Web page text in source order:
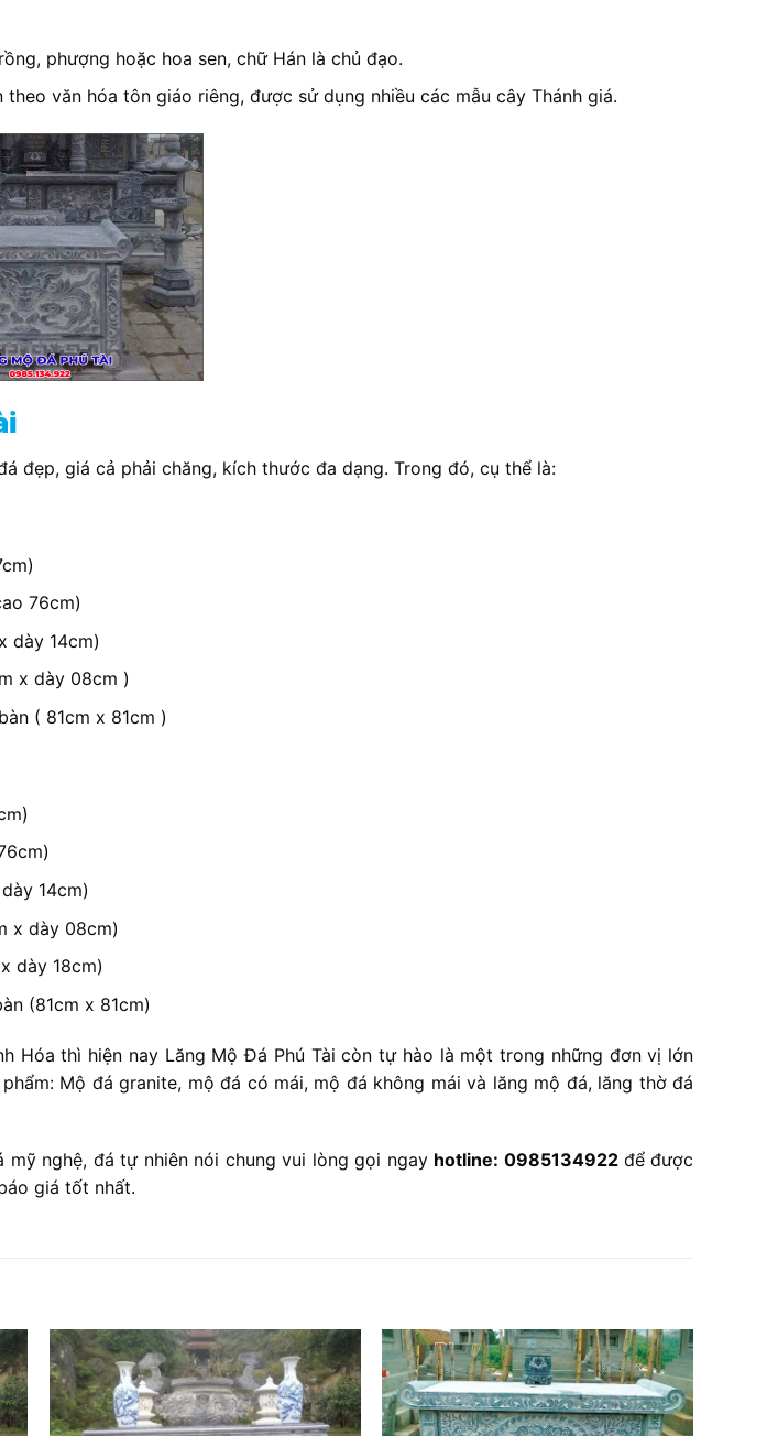
phượng hoặc hoa sen, chữ Hán là chủ đạo.
văn hóa tôn giáo riêng, được sử dụng nhiều các mẫu cây Thánh giá.
đẹp, giá cả phải chăng, kích thước đa dạng. Trong đó, cụ thể là:
76cm)
dày 14cm)
x dày 08cm )
( 81cm x 81cm )
14cm)
x dày 08cm)
dày 18cm)
(81cm x 81cm)
Hóa thì hiện nay Lăng Mộ Đá Phú Tài còn tự hào là một trong những đơn vị lớn
Mộ đá granite, mộ đá có mái, mộ đá không mái và lăng mộ đá, lăng thờ đá
nghệ, đá tự nhiên nói chung vui lòng gọi ngay hotline: 0985134922 để được
giá tốt nhất.